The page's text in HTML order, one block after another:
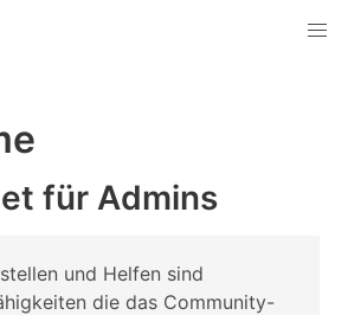
für Admins
und Helfen sind
die das Community-